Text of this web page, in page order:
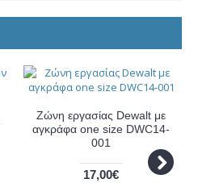
Ζώνη εργασίας Dewalt με
αγκράφα one size DWC14-
001
17,00€